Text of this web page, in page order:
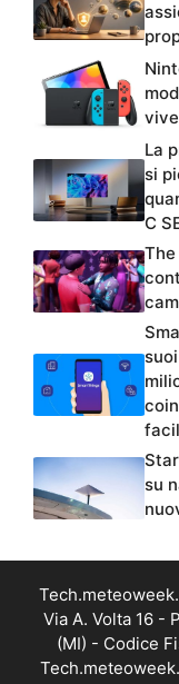
La
si
C
su
Via A. Volta 16 -
(MI) - Codice